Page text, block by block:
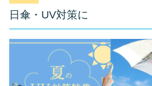
日傘・UV対策に